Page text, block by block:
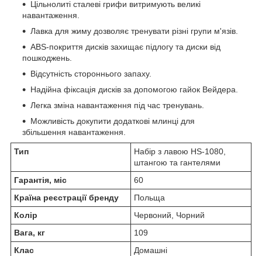
Цільнолиті сталеві грифи витримують великі
навантаження.
Лавка для жиму дозволяє тренувати різні групи м'язів.
ABS-покриття дисків захищає підлогу та диски від
пошкоджень.
Відсутність стороннього запаху.
Надійна фіксація дисків за допомогою гайок Вейдера.
Легка зміна навантаження під час тренувань.
Можливість докупити додаткові млинці для
збільшення навантаження.
Тип
Набір з лавою HS-1080,
штангою та гантелями
Гарантія, міс
60
Країна реєстрації бренду
Польща
Колір
Червоний, Чорний
Вага, кг
109
Клас
Домашні